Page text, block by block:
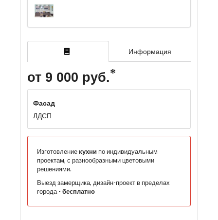
Информация
от 9 000 руб.
Фасад
ЛДСП
Изготовление кухни по индивидуальным
проектам, с разнообразными цветовыми
решениями.
Выезд замерщика, дизайн-проект в пределах
города - бесплатно